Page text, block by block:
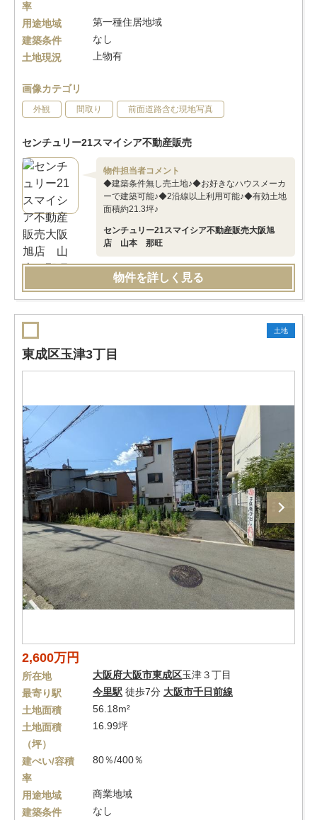
率
用途地域
第一種住居地域
建築条件
なし
土地現況
上物有
画像カテゴリ
外観 間取り 前面道路含む現地写真
センチュリー21スマイシア不動産販売
物件担当者コメント
◆建築条件無し売土地♪◆お好きなハウスメーカ
ーで建築可能♪◆2沿線以上利用可能♪◆有効土地
面積約21.3坪♪
センチュリー21スマイシア不動産販売大阪旭
店 山本 那旺
物件を詳しく見る
土地
東成区玉津3丁目
2,600万円
所在地 大阪府大阪市東成区玉津３丁目
最寄り駅
今里駅 徒歩7分 大阪市千日前線
土地面積
56.18m²
土地面積
（坪）
16.99坪
建ぺい/容積
率
80％/400％
用途地域
商業地域
建築条件
なし